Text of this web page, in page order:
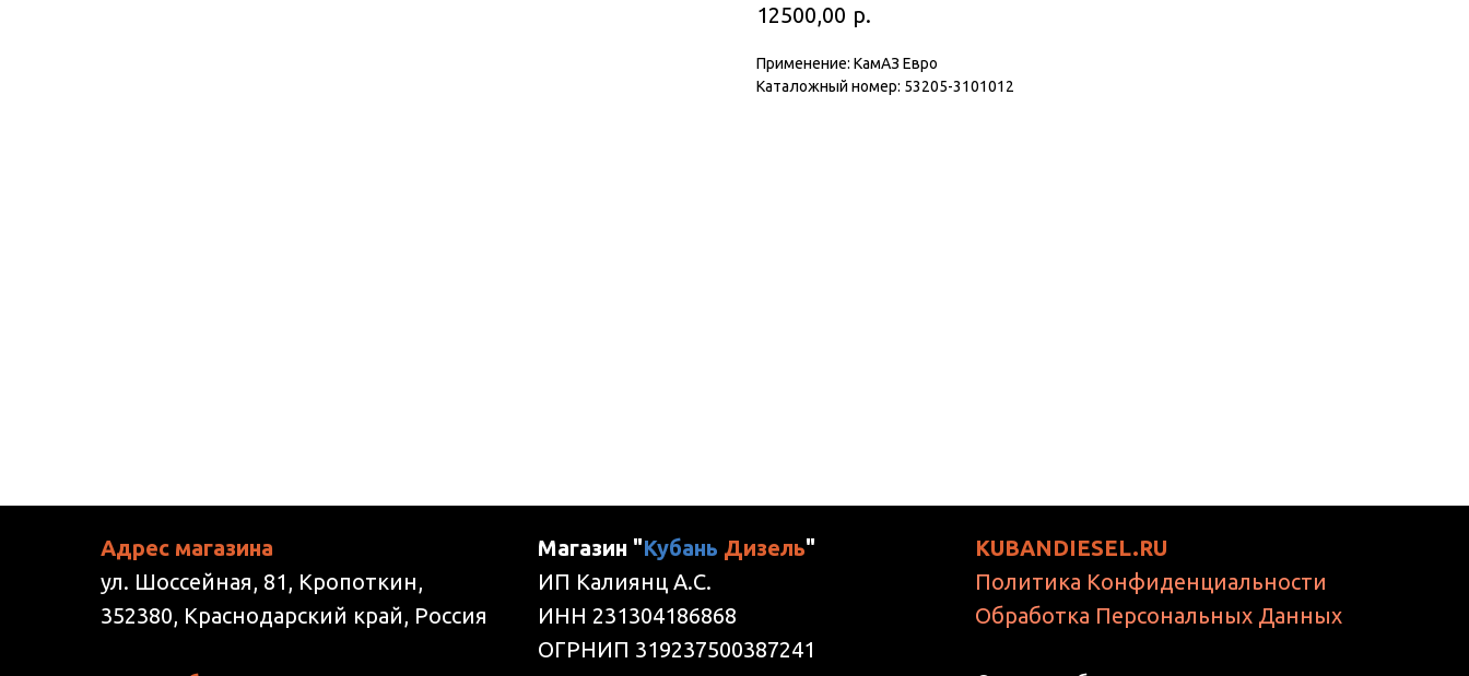
12500,00 р.
Применение: КамАЗ Евро
Каталожный номер: 53205-3101012
Адрес магазина
ул. Шоссейная, 81, Кропоткин,
352380, Краснодарский край, Россия
Магазин "Кубань Дизель"
ИП Калиянц А.С.
ИНН 231304186868
ОГРНИП 319237500387241
KUBANDIESEL.RU
Политика Конфиденциальности
Обработка Персональных Данных